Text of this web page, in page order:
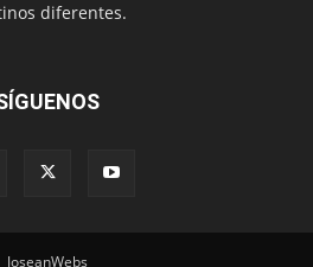
diferentes.
JoseanWebs